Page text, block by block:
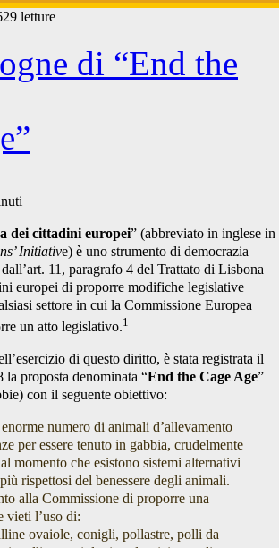
span>
letture
di “End the
dei cittadini europei” (abbreviato in inglese in
Initiative) è uno strumento di democrazia
11, paragrafo 4 del Trattato di Lisbona
europei di proporre modifiche legislative
settore in cui la Commissione Europea
un atto legislativo.1
di questo diritto, è stata registrata il
la proposta denominata “End the Cage Age”
con il seguente obiettivo:
numero di animali d’allevamento
per essere tenuto in gabbia, crudelmente
momento che esistono sistemi alternativi
rispettosi del benessere degli animali.
alla Commissione di proporre una
vieti l’uso di:
ovaiole, conigli, pollastre, polli da